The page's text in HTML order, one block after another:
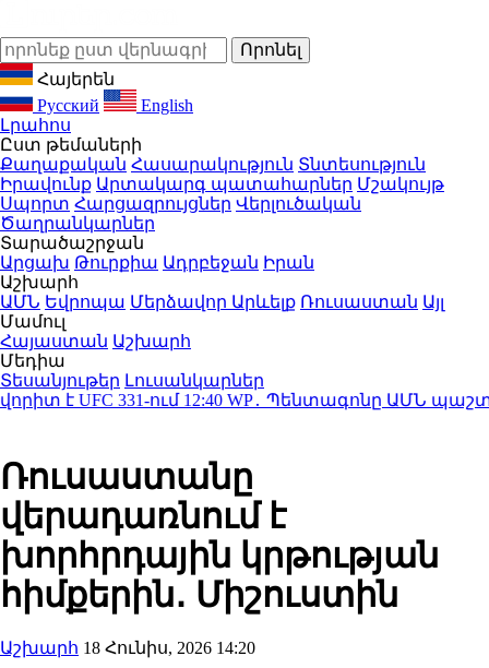
Հայերեն
Русский
English
Լրահոս
Ըստ թեմաների
Քաղաքական Հասարակություն Տնտեսություն
Իրավունք Արտակարգ պատահարներ Մշակույթ
Սպորտ Հարցազրույցներ Վերլուծական
Ծաղրանկարներ
Տարածաշրջան
Արցախ Թուրքիա Ադրբեջան Իրան
Աշխարհ
ԱՄՆ Եվրոպա Մերձավոր Արևելք Ռուսաստան Այլ
Մամուլ
Հայաստան Աշխարհ
Մեդիա
Տեսանյութեր Լուսանկարներ
UFC 331-ում12:40WP․ Պենտագոնը ԱՄՆ
Ռուսաստանը
վերադառնում է
խորհրդային կրթության
հիմքերին․ Միշուստին
Աշխարհ 18 Հունիս, 2026 14:20